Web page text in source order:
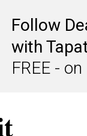
Follow
with
FREE -